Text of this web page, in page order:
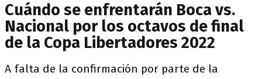
Cuándo se enfrentarán Boca vs.
Nacional por los octavos de final
de la Copa Libertadores 2022
A falta de la confirmación por parte de la